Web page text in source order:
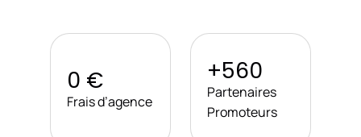
0 €
Frais d’agence
+560
Partenaires
Promoteurs